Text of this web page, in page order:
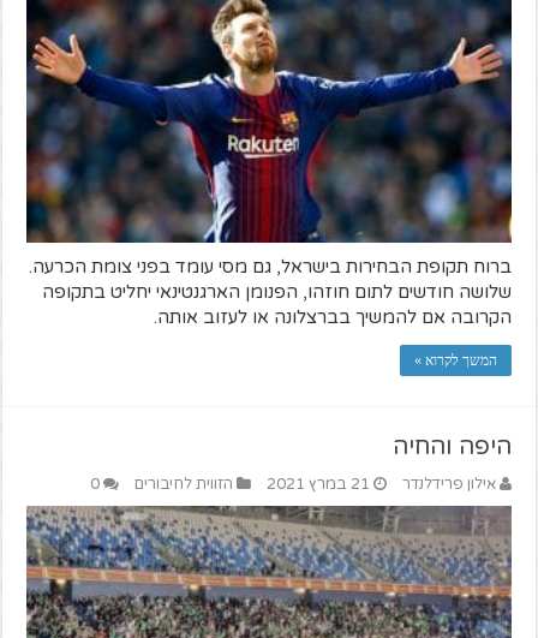
ברוח תקופת הבחירות בישראל, גם מסי עומד בפני צומת הכרעה.
שלושה חודשים לתום חוזהו, הפנומן הארגנטינאי יחליט בתקופה
הקרובה אם להמשיך בברצלונה או לעזוב אותה.
המשך לקרוא »
היפה והחיה
אילון פרידלנדר 21 במרץ 2021 הזווית לחיבורים 0